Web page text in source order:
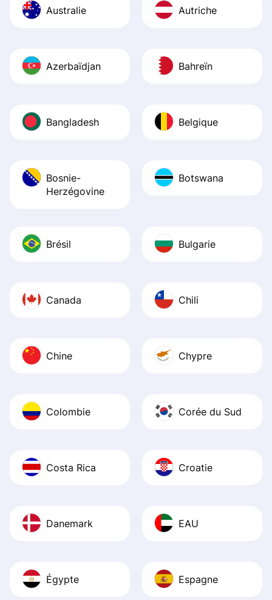
Australie Autriche
Azerbaïdjan Bahreïn
Bangladesh Belgique
Bosnie-
Herzégovine
Botswana
Brésil Bulgarie
Canada Chili
Chine Chypre
Colombie Corée du Sud
Costa Rica Croatie
Danemark EAU
Égypte Espagne